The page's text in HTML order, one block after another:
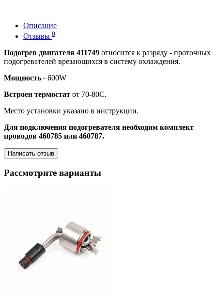
Описание
Отзывы 0
Подогрев двигателя 411749 относится к разряду - проточных
подогревателей врезающихся в систему охлаждения.
Мощность - 600W
Встроен термостат от 70-80С.
Место установки указано в инструкции.
Для подключения подогревателя необходим комплект
проводов 460785 или 460787.
Написать отзыв
Рассмотрите варианты